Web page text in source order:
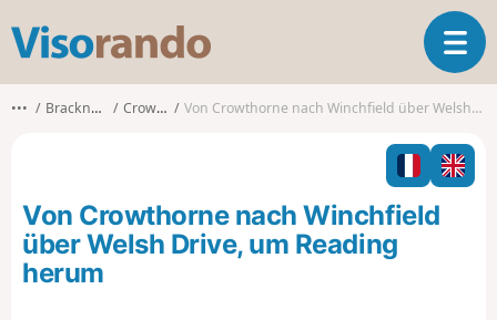
s
o
o
T
o
g
l
e
n
••• Bracknell Forest Crowthorne Von Crowthorne nach Winchfield über Welsh Drive, um Reading herum
Von Crowthorne nach Winchfield
über Welsh Drive, um Reading
herum